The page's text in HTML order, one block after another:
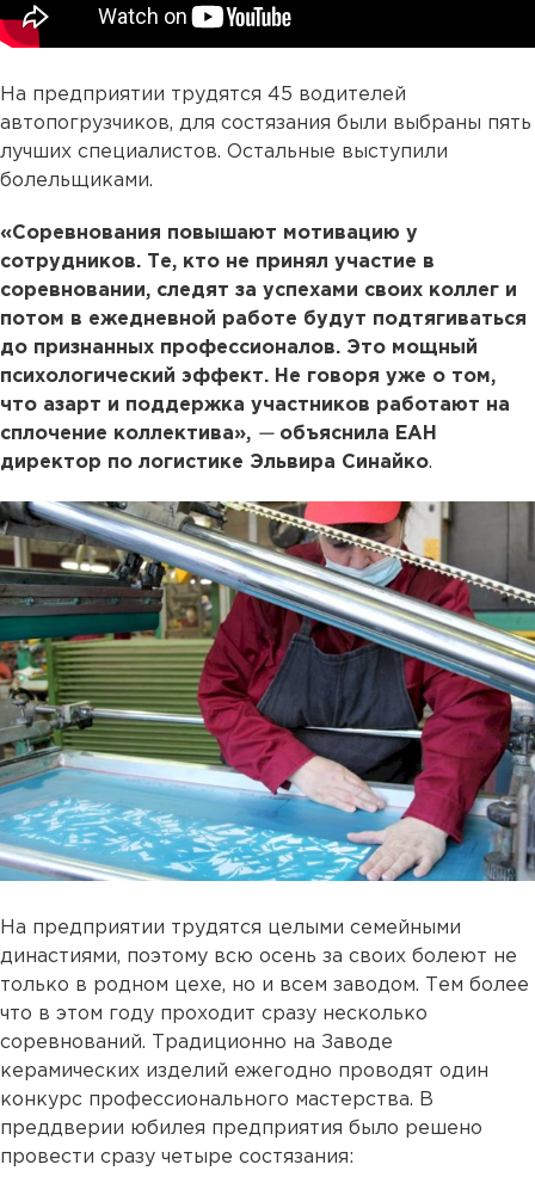
На предприятии трудятся 45 водителей
автопогрузчиков, для состязания были выбраны пять
лучших специалистов. Остальные выступили
болельщиками.
«Соревнования повышают мотивацию у
сотрудников. Те, кто не принял участие в
соревновании, следят за успехами своих коллег и
потом в ежедневной работе будут подтягиваться
до признанных профессионалов. Это мощный
психологический эффект. Не говоря уже о том,
что азарт и поддержка участников работают на
сплочение коллектива», —объяснила ЕАН
директор по логистике Эльвира Синайко.
На предприятии трудятся целыми семейными
династиями, поэтому всю осень за своих болеют не
только в родном цехе, но и всем заводом. Тем более
что в этом году проходит сразу несколько
соревнований. Традиционно на Заводе
керамических изделий ежегодно проводят один
конкурс профессионального мастерства. В
преддверии юбилея предприятия было решено
провести сразу четыре состязания: